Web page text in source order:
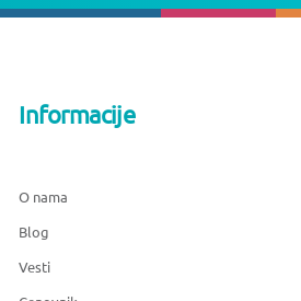
Informacije
O nama
Blog
Vesti